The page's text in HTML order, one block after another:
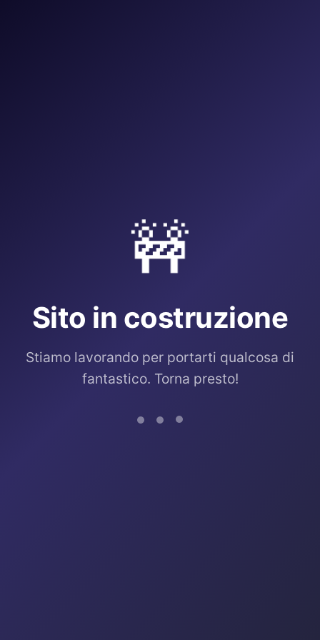
🚧
Sito in costruzione
Stiamo lavorando per portarti qualcosa di
fantastico. Torna presto!